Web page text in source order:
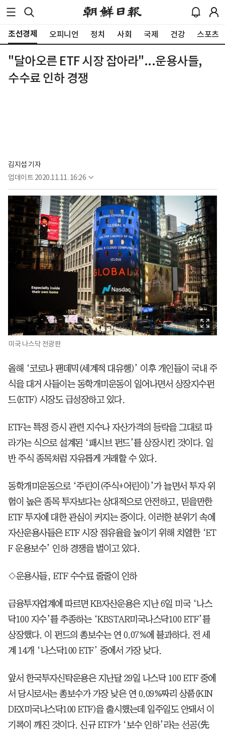
조선경제 오피니언 정치 사회 국제 건강 스포츠
"달아오른 ETF 시장 잡아라"...운용사들,
수수료 인하 경쟁
김지섭 기자
업데이트 2020.11.11. 16:26
미국 나스닥 전광판
올해 ‘코로나 팬데믹(세계적 대유행)’ 이후 개인들이 국내 주
식을 대거 사들이는 동학개미운동이 일어나면서 상장지수펀
드(ETF) 시장도 급성장하고 있다.
ETF는 특정 증시 관련 지수나 자산가격의 등락을 그대로 따
라가는 식으로 설계된 ‘패시브 펀드’를 상장시킨 것이다. 일
반 주식 종목처럼 자유롭게 거래할 수 있다.
동학개미운동으로 ‘주린이(주식+어린이)’가 늘면서 투자 위
험이 높은 종목 투자보다는 상대적으로 안전하고, 믿을만한
ETF 투자에 대한 관심이 커지는 중이다. 이러한 분위기 속에
자산운용사들은 ETF 시장 점유율을 높이기 위해 치열한 ‘ET
F 운용보수’ 인하 경쟁을 벌이고 있다.
◇운용사들, ETF 수수료 줄줄이 인하
금융투자업계에 따르면 KB자산운용은 지난 6일 미국 ‘나스
닥100 지수’를 추종하는 ‘KBSTAR미국나스닥100 ETF’를
상장했다. 이 펀드의 총보수는 연 0.07%에 불과하다. 전 세
계 14개 ‘나스닥100 ETF’ 중에서 가장 낮다.
앞서 한국투자신탁운용은 지난달 29일 나스닥 100 ETF 중에
서 당시로서는 총보수가 가장 낮은 연 0.09%짜리 상품(KIN
DEX미국나스닥100 ETF)을 출시했는데 일주일도 안돼서 이
기록이 깨진 것이다. 신규 ETF가 ‘보수 인하’라는 선공(先